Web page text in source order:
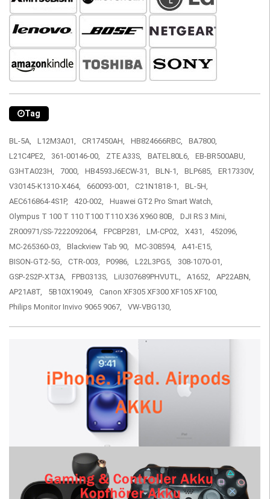
Tag
BL-5A, L12M3A01, CR17450AH, HB824666RBC,
BA7800,
L21C4PE2,
361-00146-00, ZTE A33S, BATEL80L6,
EB-BR500ABU,
G3HTA023H,
7000, HB4593J6ECW-31, BLN-1, BLP685,
ER17330V,
V30145-K1310-X464,
660093-001, C21N1818-1,
BL-5H,
AEC616864-4S1P,
420-002,
Huawei GT2 Pro Smart Watch,
Olympus T 100 T 110 T100 T110 X36 X960 80B,
DJI RS 3 Mini,
ZR00971/SS-7222092064,
FPCBP281, LM-CP02, X431,
452096,
MC-265360-03,
Blackview Tab 90, MC-308594,
A41-E15,
BISON-GT2-5G,
CTR-003, P0986, L22L3PG5,
308-1070-01,
GSP-2S2P-XT3A,
FPB0313S, LiU307689PHVUTL, A1652,
AP22ABN,
AP21A8T,
5B10X19049,
Canon XF305 XF300 XF105 XF100,
Philips Monitor Invivo 9065 9067,
VW-VBG130,